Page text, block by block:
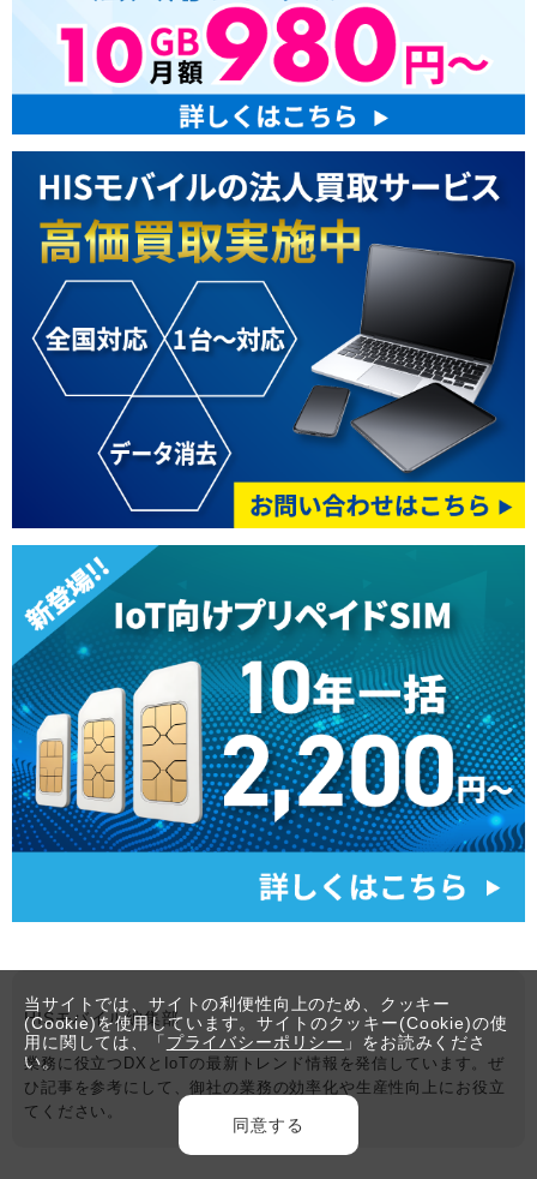
HISモバイル編集部
業務に役立つDXとIoTの最新トレンド情報を発信しています。ぜ
ひ記事を参考にして、御社の業務の効率化や生産性向上にお役立
てください。
当サイトでは、サイトの利便性向上のため、クッキー
(Cookie)を使用しています。サイトのクッキー(Cookie)の使
用に関しては、「 プライバシーポリシー 」をお読みくださ
い。
同意する